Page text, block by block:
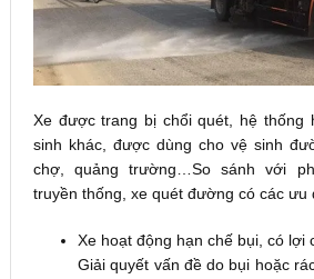
Xe được trang bị chổi quét, hệ thống
sinh khác, được dùng cho vệ sinh
chợ, quảng trường…So sánh với
truyền thống, xe quét đường có các ưu
Xe hoạt động hạn chế bụi, có lợi
Giải quyết vấn đề do bụi hoặc